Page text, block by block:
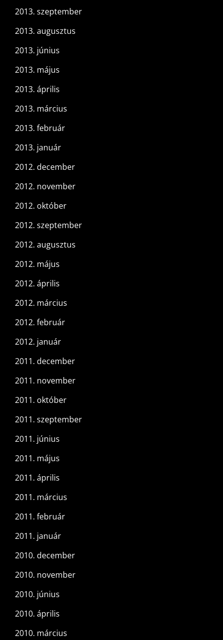
2013. szeptember
2013. augusztus
2013. június
2013. május
2013. április
2013. március
2013. február
2013. január
2012. december
2012. november
2012. október
2012. szeptember
2012. augusztus
2012. május
2012. április
2012. március
2012. február
2012. január
2011. december
2011. november
2011. október
2011. szeptember
2011. június
2011. május
2011. április
2011. március
2011. február
2011. január
2010. december
2010. november
2010. június
2010. április
2010. március